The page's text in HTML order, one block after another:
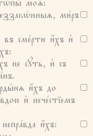
ми́ръ
въ сме́рти и҆́хъ и҆
не сꙋ́ть, и҆ съ
и҆́хъ до
и҆ нече́стїемъ
и҆́хъ: